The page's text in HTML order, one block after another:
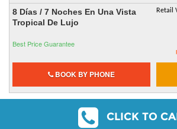
8 Días / 7 Noches En Una Vista
Tropical De Lujo
Best Price Guarantee
Retail
BOOK BY PHONE
CLICK TO